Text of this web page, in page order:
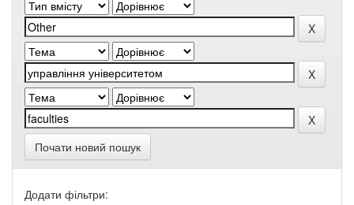
Почати новий пошук
Додати фільтри: